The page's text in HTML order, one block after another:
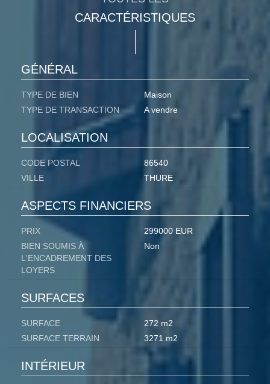
CARACTÉRISTIQUES
GÉNÉRAL
TYPE DE BIEN
Maison
TYPE DE TRANSACTION
A vendre
LOCALISATION
CODE POSTAL
86540
VILLE
THURE
ASPECTS FINANCIERS
PRIX
299000 EUR
BIEN SOUMIS À
L'ENCADREMENT DES
LOYERS
Non
SURFACES
SURFACE
272 m2
SURFACE TERRAIN
3271 m2
INTÉRIEUR